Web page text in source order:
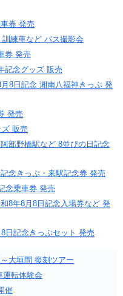
券 発売
練車など バス撮影会
券 発売
記念グッズ 販売
8日記念 湘南八福神きっぷ 発
発売
販売
部野橋駅など 8並びの日記念
念きっぷ・来駅記念券 発売
念乗車券 発売
8年8月8日記念入場券など 発
日記念きっぷセット 発売
大垣間 復刻ツアー
運転体験会
催